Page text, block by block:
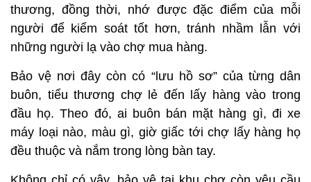
khẩu trang, khám xét luôn chiếc thùng buộc đằng
sau yên xe máy để đựng hàng. Việc này khiến bà
run như cầy sấy, mặc dù đã có một người khác là
tiểu thương có kinh nghiệm và đã quen mặt tại chợ,
đi cùng để bảo kê.
“Họ làm như vậy liên tiếp mấy ngày để đảm bảo
mình không phải kẻ gian đột nhập với mục đích phá
hoại chợ”. Bà Hồng nói và cho biết, sau đó một tuần
thì họ bắt đầu tin tưởng. Bà tìm hiểu và biết rằng,